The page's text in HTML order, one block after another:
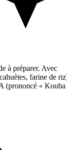
à préparer. Avec
farine de
(prononcé « Kouba